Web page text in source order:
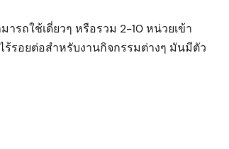
ารถใช้เดี่ยวๆ หรือรวม 2-10 หน่วยเข้า
รอยต่อสำหรับงานกิจกรรมต่างๆ มันมีตัว